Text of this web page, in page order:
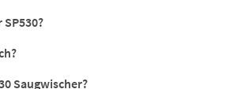
Saugwischer?